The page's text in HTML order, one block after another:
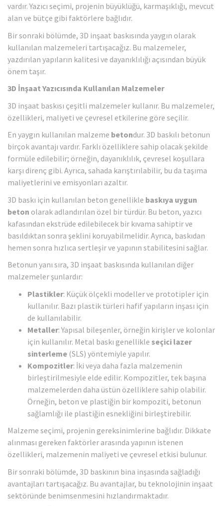
vardır. Yazıcı seçimi, projenin büyüklüğü, karmaşıklığı, mevcut
alan ve bütçe gibi faktörlere bağlıdır.
Bir sonraki bölümde, 3D inşaat baskısında yaygın olarak
kullanılan malzemeleri tartışacağız. Bu malzemeler,
yazdırılan yapıların kalitesi ve dayanıklılığı açısından büyük
önem taşır.
3D İnşaat Yazıcısında Kullanılan Malzemeler
3D inşaat baskısı çeşitli malzemeler kullanır. Bu malzemeler,
özellikleri, maliyeti ve çevresel etkilerine göre seçilir.
En yaygın kullanılan malzeme betondur. 3D baskılı betonun
birçok avantajı vardır. Farklı özelliklere sahip olacak şekilde
formüle edilebilir; örneğin, dayanıklılık, çevresel koşullara
karşı direnç gibi. Ayrıca, sahada karıştırılabilir, bu da taşıma
maliyetlerini ve emisyonları azaltır.
3D baskı için kullanılan beton genellikle baskıya uygun
beton olarak adlandırılan özel bir türdür. Bu beton, yazıcı
kafasından ekstrüde edilebilecek bir kıvama sahiptir ve
basıldıktan sonra şeklini koruyabilmelidir. Ayrıca, baskıdan
hemen sonra hızlıca sertleşir ve yapının stabilitesini sağlar.
Betonun yanı sıra, 3D inşaat baskısında kullanılan diğer
malzemeler şunlardır:
Plastikler: Küçük ölçekli modeller ve prototipler için
kullanılır. Bazı plastik türleri hafif yapıların inşası için
de kullanılabilir.
Metaller: Yapısal bileşenler, örneğin kirişler ve kolonlar
için kullanılır. Metal baskı genellikle seçici lazer
sinterleme (SLS) yöntemiyle yapılır.
Kompozitler: İki veya daha fazla malzemenin
birleştirilmesiyle elde edilir. Kompozitler, tek başına
malzemelerden daha üstün özelliklere sahip olabilir.
Örneğin, beton ve plastiğin bir kompoziti, betonun
sağlamlığı ile plastiğin esnekliğini birleştirebilir.
Malzeme seçimi, projenin gereksinimlerine bağlıdır. Dikkate
alınması gereken faktörler arasında yapının istenen
özellikleri, malzemenin maliyeti ve çevresel etkisi bulunur.
Bir sonraki bölümde, 3D baskının bina inşasında sağladığı
avantajları tartışacağız. Bu avantajlar, bu teknolojinin inşaat
sektöründe benimsenmesini hızlandırmaktadır.